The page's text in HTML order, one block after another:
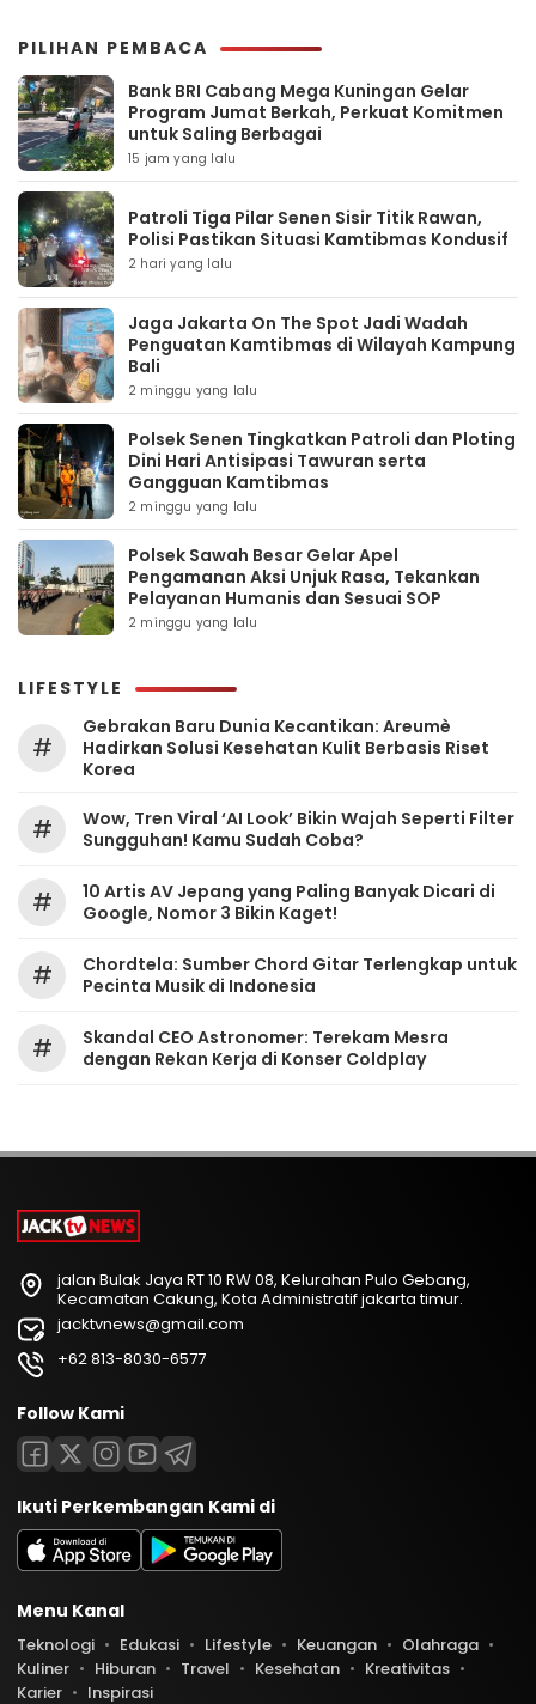
PILIHAN PEMBACA
Bank BRI Cabang Mega Kuningan Gelar
Program Jumat Berkah, Perkuat Komitmen
untuk Saling Berbagai
15 jam yang lalu
Patroli Tiga Pilar Senen Sisir Titik Rawan,
Polisi Pastikan Situasi Kamtibmas Kondusif
2 hari yang lalu
Jaga Jakarta On The Spot Jadi Wadah
Penguatan Kamtibmas di Wilayah Kampung
Bali
2 minggu yang lalu
Polsek Senen Tingkatkan Patroli dan Ploting
Dini Hari Antisipasi Tawuran serta
Gangguan Kamtibmas
2 minggu yang lalu
Polsek Sawah Besar Gelar Apel
Pengamanan Aksi Unjuk Rasa, Tekankan
Pelayanan Humanis dan Sesuai SOP
2 minggu yang lalu
LIFESTYLE
#
Gebrakan Baru Dunia Kecantikan: Areumè
Hadirkan Solusi Kesehatan Kulit Berbasis Riset
Korea
#
Wow, Tren Viral ‘AI Look’ Bikin Wajah Seperti Filter
Sungguhan! Kamu Sudah Coba?
#
10 Artis AV Jepang yang Paling Banyak Dicari di
Google, Nomor 3 Bikin Kaget!
#
Chordtela: Sumber Chord Gitar Terlengkap untuk
Pecinta Musik di Indonesia
#
Skandal CEO Astronomer: Terekam Mesra
dengan Rekan Kerja di Konser Coldplay
jalan Bulak Jaya RT 10 RW 08, Kelurahan Pulo Gebang,
Kecamatan Cakung, Kota Administratif jakarta timur.
jacktvnews@gmail.com
+62 813-8030-6577
Follow Kami
Ikuti Perkembangan Kami di
Menu Kanal
Teknologi Edukasi Lifestyle Keuangan
Olahraga
Kuliner
Hiburan Travel Kesehatan
Kreativitas
Karier
Inspirasi